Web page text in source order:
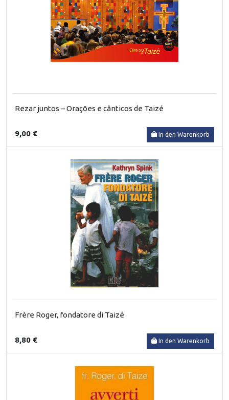
Rezar juntos – Orações e cânticos de Taizé
9,00 € In den Warenkorb
Frère Roger, fondatore di Taizé
8,80 € In den Warenkorb